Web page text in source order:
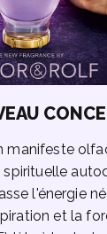
manifeste
l'énergie
et la